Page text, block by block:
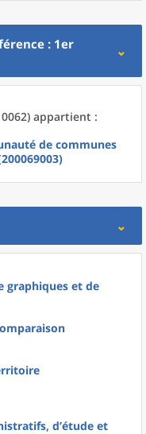
: 1er
appartient :
de communes
graphiques et de
d’étude et